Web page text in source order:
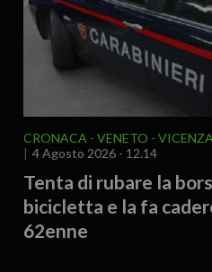
CRONACA VENETO
4 Agosto 2026 - 12.14
Tenta di rubare la
bicicletta e la fa
62enne